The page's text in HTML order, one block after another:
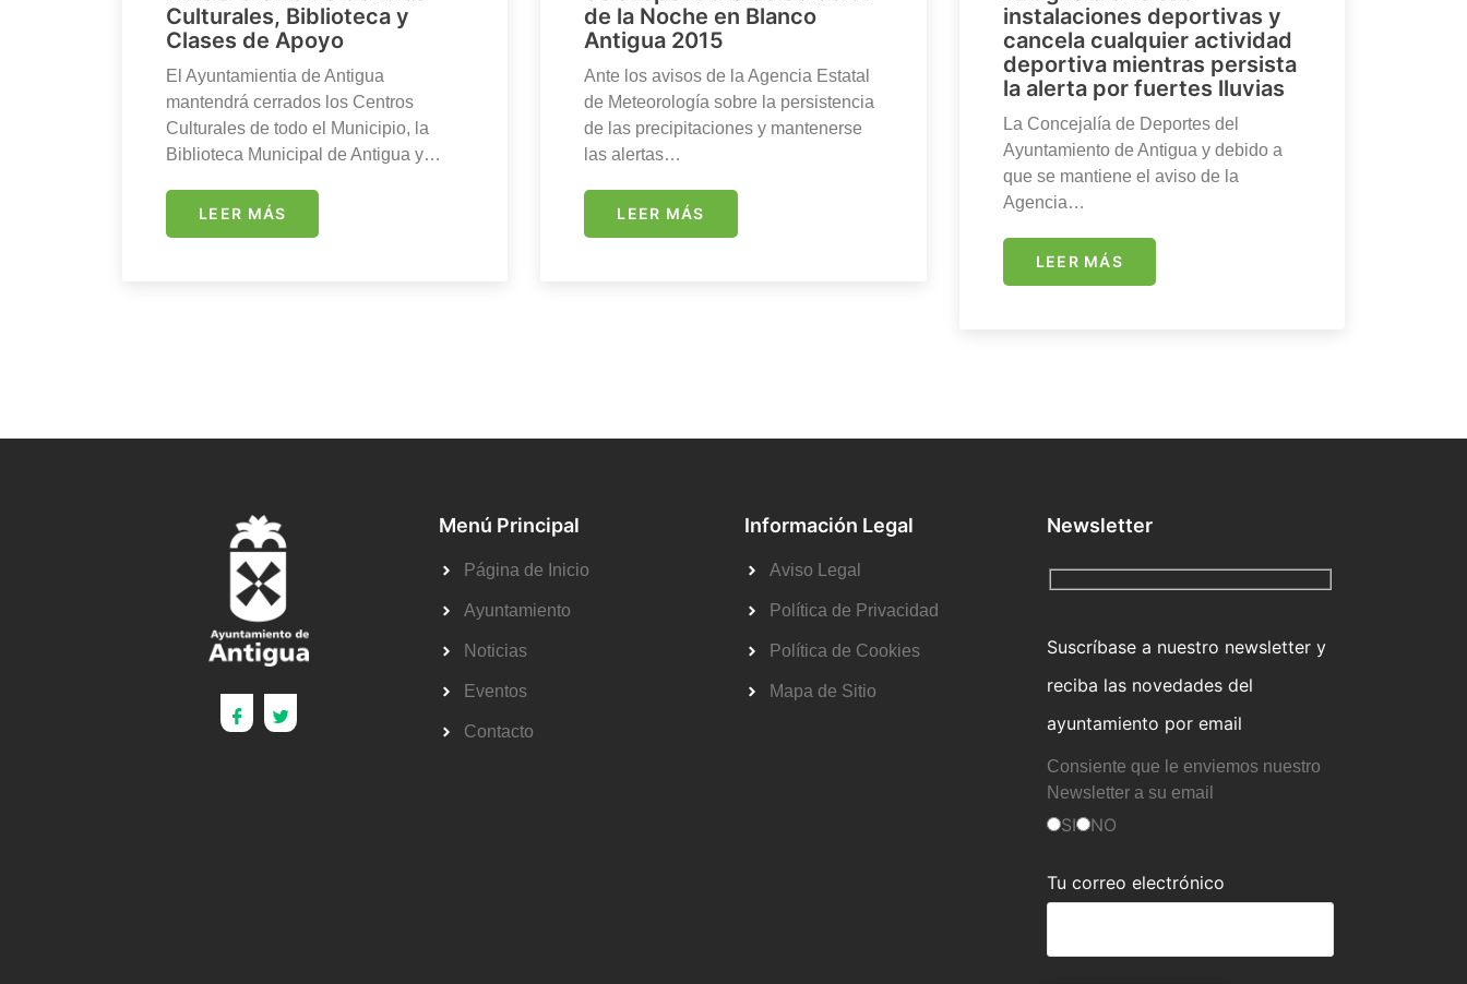
Culturales, Biblioteca y
Clases de Apoyo
El Ayuntamientia de Antigua
mantendrá cerrados los Centros
Culturales de todo el Municipio, la
Biblioteca Municipal de Antigua y…
LEER MÁS
de la Noche en Blanco
Antigua 2015
Ante los avisos de la Agencia Estatal
de Meteorología sobre la persistencia
de las precipitaciones y mantenerse
las alertas…
LEER MÁS
instalaciones deportivas y
cancela cualquier actividad
deportiva mientras persista
la alerta por fuertes lluvias
La Concejalía de Deportes del
Ayuntamiento de Antigua y debido a
que se mantiene el aviso de la
Agencia…
LEER MÁS
Menú Principal
Página de Inicio
Ayuntamiento
Noticias
Eventos
Contacto
Información Legal
Aviso Legal
Política de Privacidad
Política de Cookies
Mapa de Sitio
Newsletter
Suscríbase a nuestro newsletter y
reciba las novedades del
ayuntamiento por email
Consiente que le enviemos nuestro
Newsletter a su email
SI NO
Tu correo electrónico